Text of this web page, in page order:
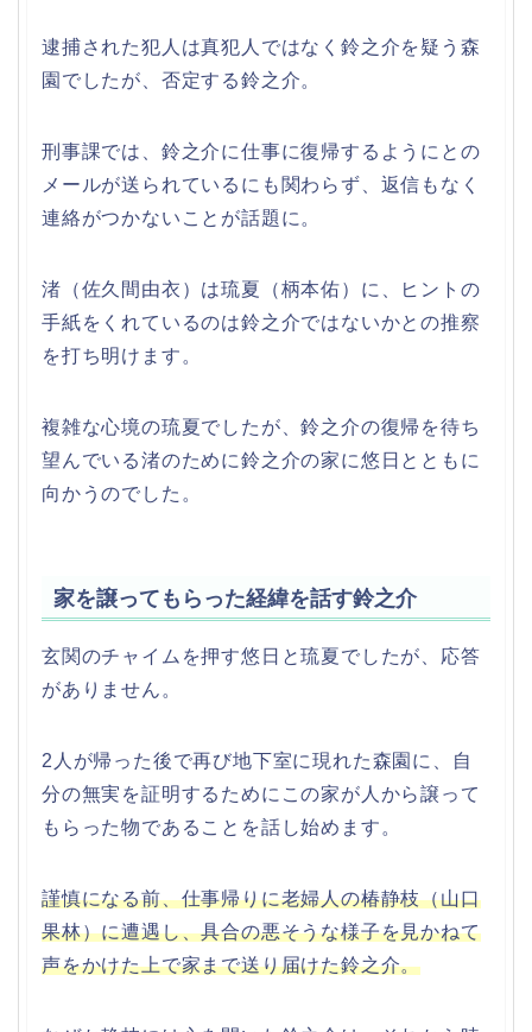
逮捕された犯人は真犯人ではなく鈴之介を疑う森
園でしたが、否定する鈴之介。
刑事課では、鈴之介に仕事に復帰するようにとの
メールが送られているにも関わらず、返信もなく
連絡がつかないことが話題に。
渚（佐久間由衣）は琉夏（柄本佑）に、ヒントの
手紙をくれているのは鈴之介ではないかとの推察
を打ち明けます。
複雑な心境の琉夏でしたが、鈴之介の復帰を待ち
望んでいる渚のために鈴之介の家に悠日とともに
向かうのでした。
家を譲ってもらった経緯を話す鈴之介
玄関のチャイムを押す悠日と琉夏でしたが、応答
がありません。
2人が帰った後で再び地下室に現れた森園に、自
分の無実を証明するためにこの家が人から譲って
もらった物であることを話し始めます。
謹慎になる前、仕事帰りに老婦人の椿静枝（山口
果林）に遭遇し、具合の悪そうな様子を見かねて
声をかけた上で家まで送り届けた鈴之介。